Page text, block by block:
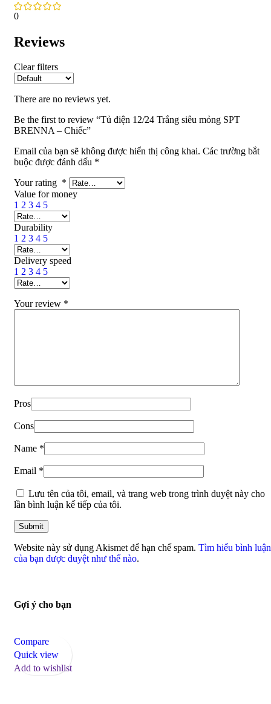
0
Reviews
Clear filters
There are no reviews yet.
Be the first to review “Tủ điện 12/24 Trắng siêu mỏng SPT
BRENNA – Chiếc”
Email của bạn sẽ không được hiển thị công khai. Các trường bắt
buộc được đánh dấu *
Your rating *
Value for money
1 2 3 4 5
Durability
1 2 3 4 5
Delivery speed
1 2 3 4 5
Your review *
Pros
Cons
Name *
Email *
Lưu tên của tôi, email, và trang web trong trình duyệt này cho
lần bình luận kế tiếp của tôi.
Website này sử dụng Akismet để hạn chế spam. Tìm hiểu bình luận
của bạn được duyệt như thế nào.
Gợi ý cho bạn
Compare
Quick view
Add to wishlist